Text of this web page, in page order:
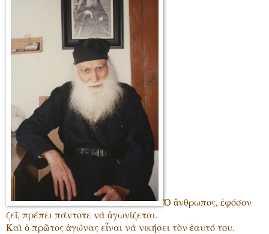
Ὁ ἄνθρωπος, ἐφόσον
ζεῖ, πρέπει πάντοτε νὰ ἀγωνίζεται.
Καὶ ὁ πρῶτος ἀγώνας εἶναι νὰ νικήσει τὸν ἑαυτό του.